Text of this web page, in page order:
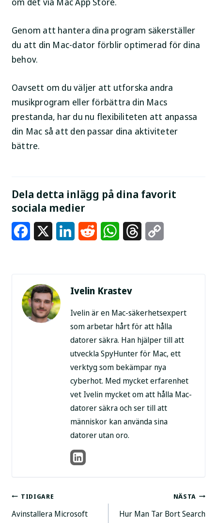
Genom att hantera dina program säkerställer
du att din Mac-dator förblir optimerad för dina
behov.
Oavsett om du väljer att utforska andra
musikprogram eller förbättra din Macs
prestanda, har du nu flexibiliteten att anpassa
din Mac så att den passar dina aktiviteter
bättre.
Dela detta inlägg på dina favorit
sociala medier
Facebook LinkedInReddit WhatsAppThreads
Ivelin Krastev
Ivelin är en Mac-säkerhetsexpert
som arbetar hårt för att hålla
datorer säkra. Han hjälper till att
utveckla SpyHunter för Mac, ett
verktyg som bekämpar nya
cyberhot. Med mycket erfarenhet
vet Ivelin mycket om att hålla Mac-
datorer säkra och ser till att
människor kan använda sina
datorer utan oro.
Postnavigering
TIDIGARE
Avinstallera Microsoft
NÄSTA
Hur Man Tar Bort Search